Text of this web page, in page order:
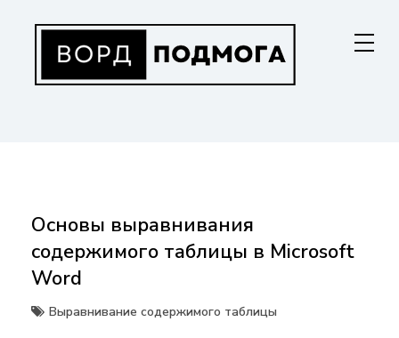
содержанию
Основы выравнивания
содержимого таблицы в Microsoft
Word
Выравнивание содержимого таблицы